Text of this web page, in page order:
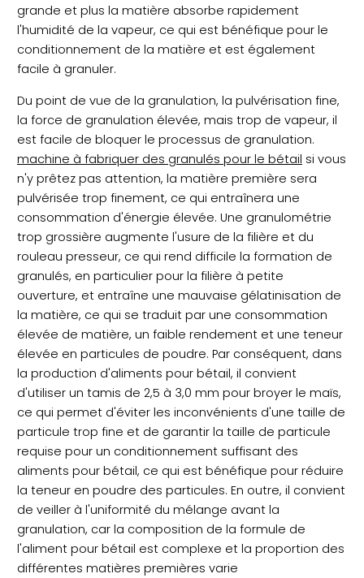
grande et plus la matière absorbe rapidement
l'humidité de la vapeur, ce qui est bénéfique pour le
conditionnement de la matière et est également
facile à granuler.
Du point de vue de la granulation, la pulvérisation fine,
la force de granulation élevée, mais trop de vapeur, il
est facile de bloquer le processus de granulation.
machine à fabriquer des granulés pour le bétail si vous
n'y prêtez pas attention, la matière première sera
pulvérisée trop finement, ce qui entraînera une
consommation d'énergie élevée. Une granulométrie
trop grossière augmente l'usure de la filière et du
rouleau presseur, ce qui rend difficile la formation de
granulés, en particulier pour la filière à petite
ouverture, et entraîne une mauvaise gélatinisation de
la matière, ce qui se traduit par une consommation
élevée de matière, un faible rendement et une teneur
élevée en particules de poudre. Par conséquent, dans
la production d'aliments pour bétail, il convient
d'utiliser un tamis de 2,5 à 3,0 mm pour broyer le maïs,
ce qui permet d'éviter les inconvénients d'une taille de
particule trop fine et de garantir la taille de particule
requise pour un conditionnement suffisant des
aliments pour bétail, ce qui est bénéfique pour réduire
la teneur en poudre des particules. En outre, il convient
de veiller à l'uniformité du mélange avant la
granulation, car la composition de la formule de
l'aliment pour bétail est complexe et la proportion des
différentes matières premières varie